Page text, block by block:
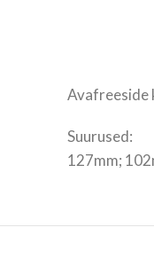
Avafreeside
Suurused:
127mm;